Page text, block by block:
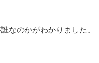
なのかがわかりました。